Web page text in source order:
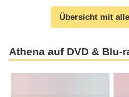
Übersicht mit
Athena auf DVD & Blu-